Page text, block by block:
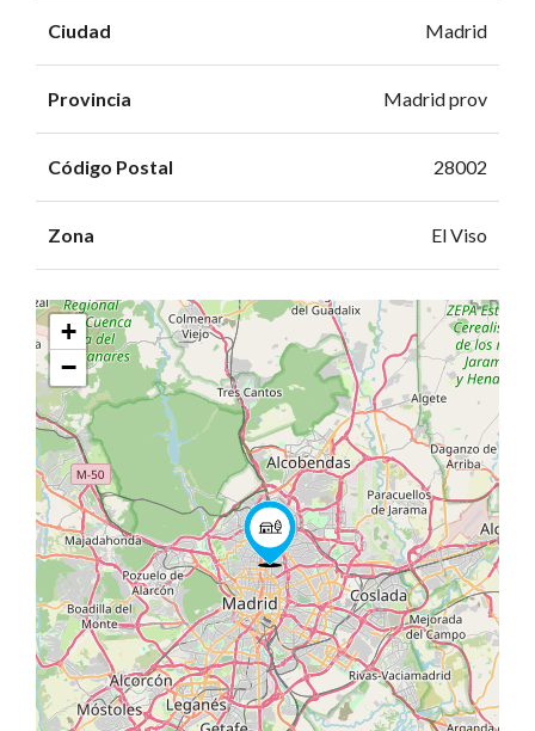
Ciudad Madrid
Provincia Madrid prov
Código Postal 28002
Zona El Viso
+
−